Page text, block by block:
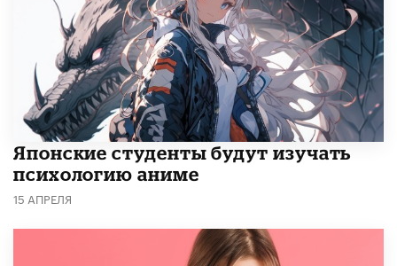
Японские студенты будут изучать
психологию аниме
15 АПРЕЛЯ